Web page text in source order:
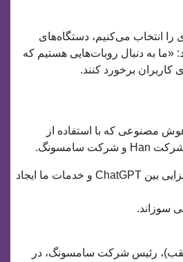
انتخاب می‌کنیم، دستگاه‌های
«ما به دنبال روبات‌هایی هستیم که
کاربران برخورد کنند.
مصنوعی که با استفاده از
گفت: "ما انبوهی از هم افزایی بین ChatGPT و خدمات ما ایجاد
سوزاند.
رئیس شرکت سامسونگ، در